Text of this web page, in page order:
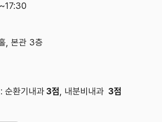
, 본관 3층
순환기내과3점 , 내분비내과 3점